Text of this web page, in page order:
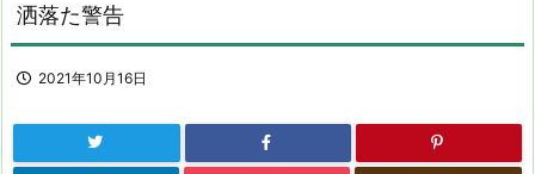
洒落た警告
2021年10月16日